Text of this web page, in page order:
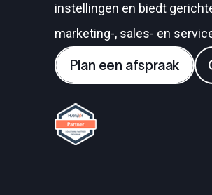
instellingen en biedt
marketing-, sales- en
Plan een afspraak